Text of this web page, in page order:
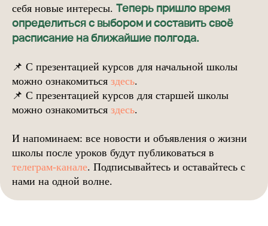
себя новые интересы. Теперь пришло время
определиться с выбором и составить своё
расписание на ближайшие полгода.
📌 С презентацией курсов для начальной школы
можно ознакомиться здесь.
📌 С презентацией курсов для старшей школы
можно ознакомиться здесь.
И напоминаем: все новости и объявления о жизни
школы после уроков будут публиковаться в
телеграм-канале. Подписывайтесь и оставайтесь с
нами на одной волне.